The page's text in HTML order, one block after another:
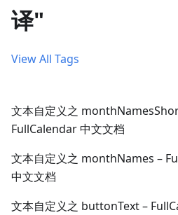
译"
View All Tags
文本自定义之
FullCalendar 中文文档
文本自定义之 monthNames –
中文文档
文本自定义之 buttonText –